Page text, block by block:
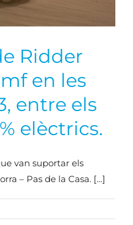
Ridder
en les
entre els
elèctrics.
van suportar els
– Pas de la Casa. […]